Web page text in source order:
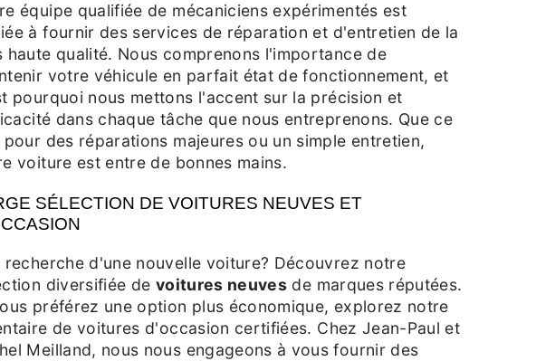
équipe qualifiée de mécaniciens expérimentés est
à fournir des services de réparation et d'entretien de la
haute qualité. Nous comprenons l'importance de
votre véhicule en parfait état de fonctionnement, et
pourquoi nous mettons l'accent sur la précision et
dans chaque tâche que nous entreprenons. Que ce
pour des réparations majeures ou un simple entretien,
voiture est entre de bonnes mains.
SÉLECTION DE VOITURES NEUVES ET
recherche d'une nouvelle voiture? Découvrez notre
diversifiée de voitures neuves de marques réputées.
préférez une option plus économique, explorez notre
de voitures d'occasion certifiées. Chez Jean-Paul et
Meilland, nous nous engageons à vous fournir des